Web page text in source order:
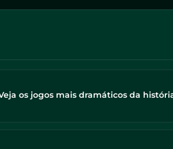
os jogos mais dramáticos da